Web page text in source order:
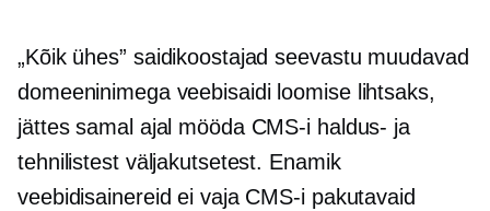
„Kõik ühes” saidikoostajad seevastu muudavad
domeeninimega veebisaidi loomise lihtsaks,
jättes samal ajal mööda CMS-i haldus- ja
tehnilistest väljakutsetest. Enamik
veebidisainereid ei vaja CMS-i pakutavaid